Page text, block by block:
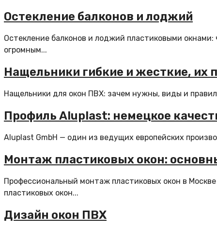
Остекление балконов и лоджий
Остекление балконов и лоджий пластиковыми
огромным...
Нащельники гибкие и жесткие, их
Нащельники для окон ПВХ: зачем нужны, виды и
Профиль Aluplast: немецкое
Aluplast GmbH — один из ведущих европейских
Монтаж пластиковых окон:
Профессиональный монтаж пластиковых окон в
пластиковых окон...
Дизайн окон ПВХ